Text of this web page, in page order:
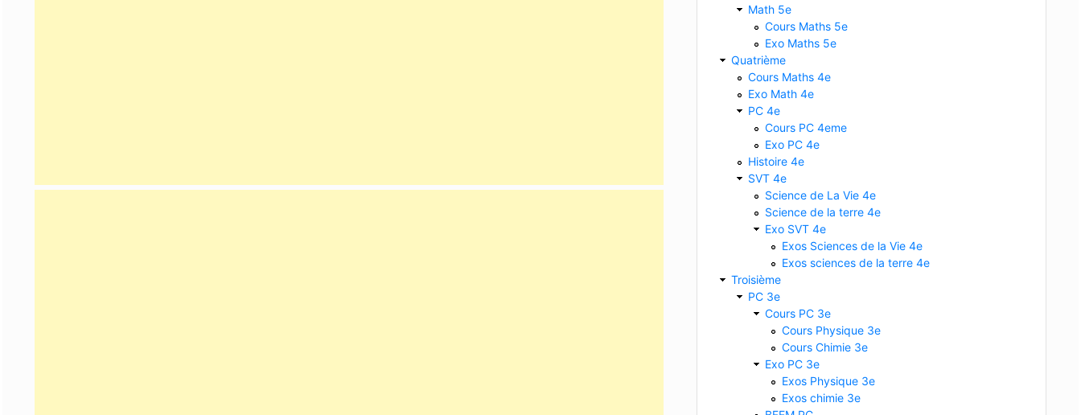
Math 5e
Cours Maths 5e
Exo Maths 5e
Quatrième
Cours Maths 4e
Exo Math 4e
PC 4e
Cours PC 4eme
Exo PC 4e
Histoire 4e
SVT 4e
Science de La Vie 4e
Science de la terre 4e
Exo SVT 4e
Exos Sciences de la Vie 4e
Exos sciences de la terre 4e
Troisième
PC 3e
Cours PC 3e
Cours Physique 3e
Cours Chimie 3e
Exo PC 3e
Exos Physique 3e
Exos chimie 3e